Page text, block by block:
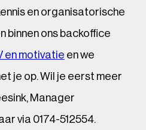
en organisatorische
binnen ons backoffice
en motivatie en we
je op. Wil je eerst meer
Manager
via 0174-512554.